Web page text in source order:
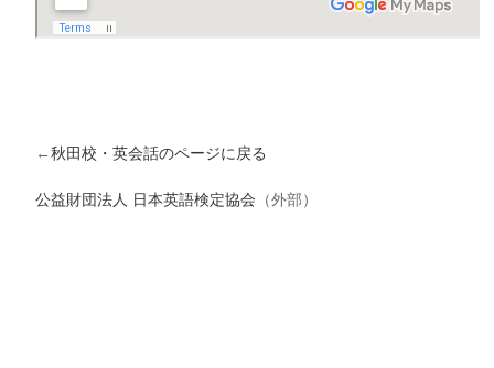
←秋田校・英会話のページに戻る
公益財団法人 日本英語検定協会 （外部）